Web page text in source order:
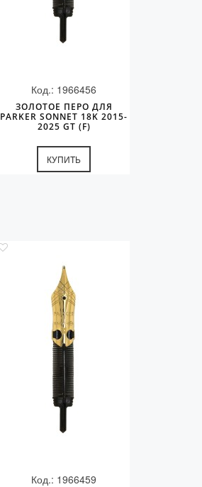
Код.: 1966456
ЗОЛОТОЕ ПЕРО ДЛЯ
PARKER SONNET 18K 2015-
2025 GT (F)
КУПИТЬ
Код.: 1966459